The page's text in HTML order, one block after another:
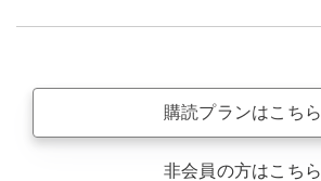
購読プランはこちら
非会員の方はこちら